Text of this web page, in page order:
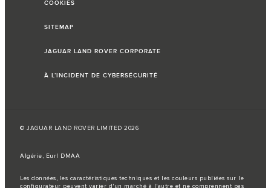
COOKIES
SITEMAP
JAGUAR LAND ROVER CORPORATE
À L’INCIDENT DE CYBERSÉCURITÉ
© JAGUAR LAND ROVER LIMITED 2026
Algérie, Eurl DMAA
Les données, les caractéristiques techniques et les couleurs publiées sur le
configurateur peuvent varier d'un marché à l'autre et ne comprennent pas